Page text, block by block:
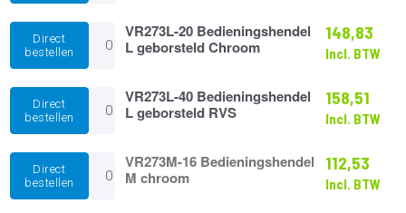
Chroom
aantal
Direct
bestellen
VR273L-
Bedieningshendel
geborsteld
Chroom
aantal
VR273L-20 Bedieningshendel
L geborsteld Chroom
148,83
Incl. BTW
Direct
bestellen
VR273L-
Bedieningshendel
geborsteld
RVS
aantal
VR273L-40 Bedieningshendel
L geborsteld RVS
158,51
Incl. BTW
Direct
bestellen
VR273M-
Bedieningshendel
VR273M-16 Bedieningshendel
M chroom
112,53
Incl. BTW